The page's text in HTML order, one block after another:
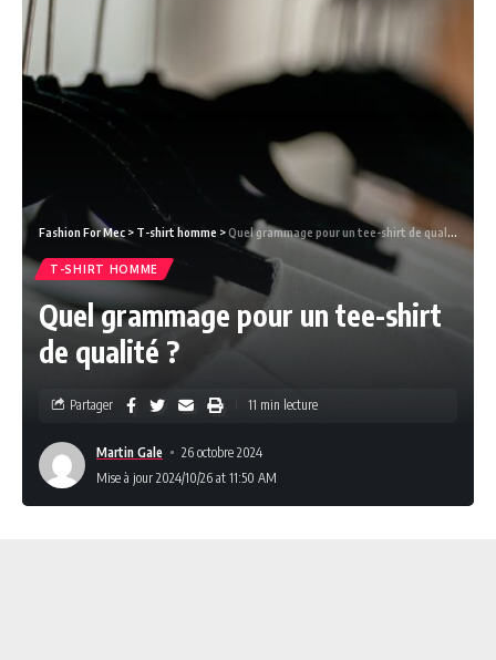
Fashion For Mec > T-shirt homme >Quel grammage pour un tee-shirt de qualité ?
T-SHIRT HOMME
Quel grammage pour un tee-shirt
de qualité ?
Martin Gale
26 octobre 2024
Mise à jour 2024/10/26 at 11:50 AM
Partager 11 min lecture